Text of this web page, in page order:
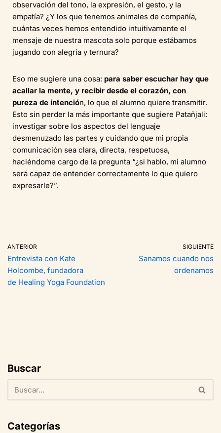
observación del tono, la expresión, el gesto, y la
empatía? ¿Y los que tenemos animales de compañía,
cuántas veces hemos entendido intuitivamente el
mensaje de nuestra mascota solo porque estábamos
jugando con alegría y ternura?
Eso me sugiere una cosa: para saber escuchar hay que
acallar la mente, y recibir desde el corazón, con
pureza de intención, lo que el alumno quiere transmitir.
Esto sin perder la más importante que sugiere Patañjali:
investigar sobre los aspectos del lenguaje
desmenuzado las partes y cuidando que mi propia
comunicación sea clara, directa, respetuosa,
haciéndome cargo de la pregunta “¿si hablo, mi alumno
será capaz de entender correctamente lo que quiero
expresarle?”.
ANTERIOR
Entrevista con Kate
Holcombe, fundadora
de Healing Yoga Foundation
SIGUIENTE
Sanamos cuando nos
ordenamos
Buscar
Categorías